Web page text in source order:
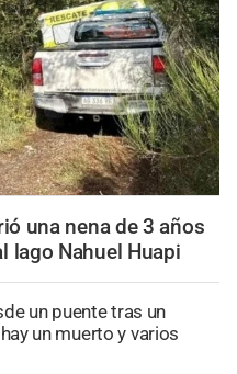
una nena de 3 años
lago Nahuel Huapi
un puente tras un
un muerto y varios